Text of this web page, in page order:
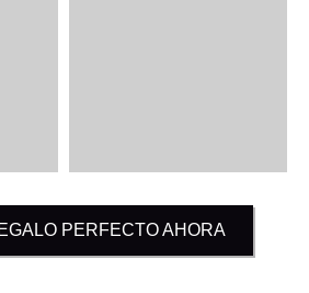
PERFECTO AHORA